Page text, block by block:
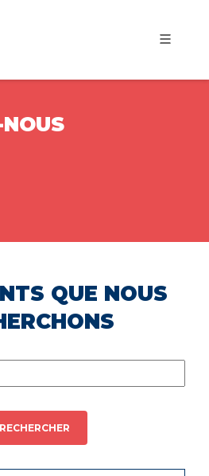
QUE NOUS
RECHERCHER